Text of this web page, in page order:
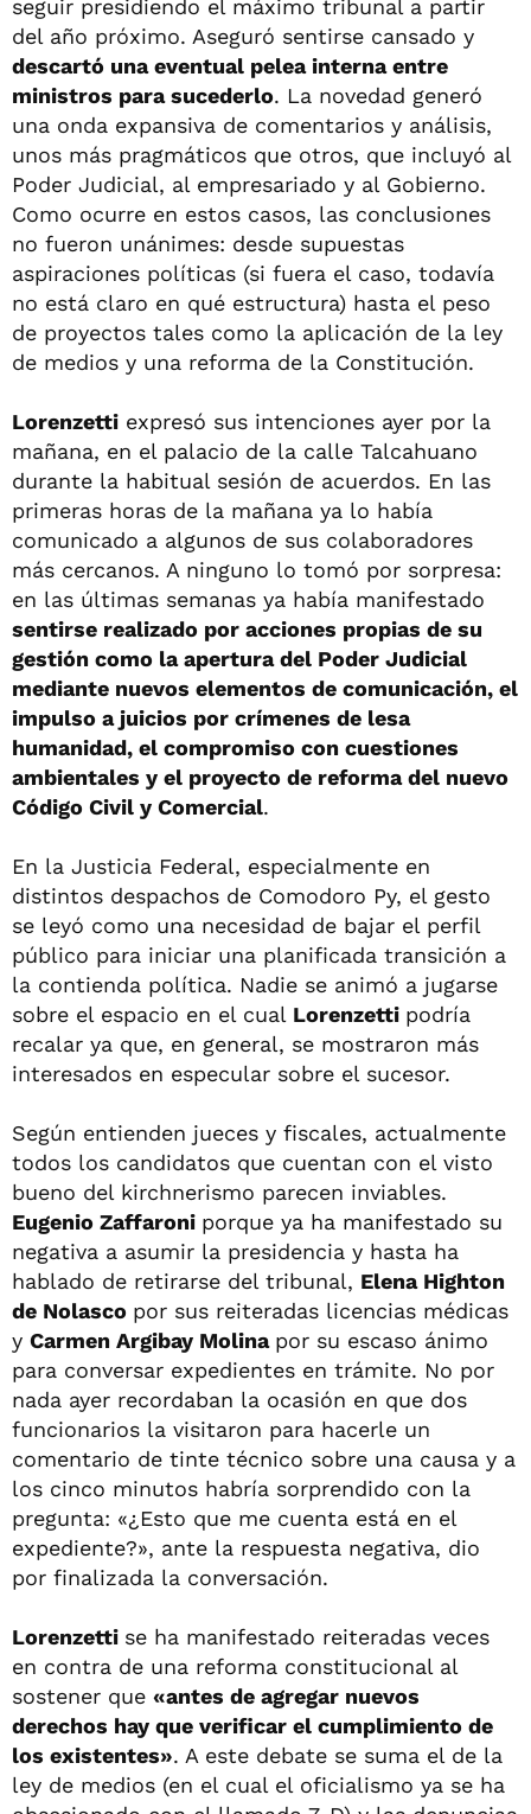
seguir presidiendo el máximo tribunal a partir
del año próximo. Aseguró sentirse cansado y
descartó una eventual pelea interna entre
ministros para sucederlo. La novedad generó
una onda expansiva de comentarios y análisis,
unos más pragmáticos que otros, que incluyó al
Poder Judicial, al empresariado y al Gobierno.
Como ocurre en estos casos, las conclusiones
no fueron unánimes: desde supuestas
aspiraciones políticas (si fuera el caso, todavía
no está claro en qué estructura) hasta el peso
de proyectos tales como la aplicación de la ley
de medios y una reforma de la Constitución.
Lorenzetti expresó sus intenciones ayer por la
mañana, en el palacio de la calle Talcahuano
durante la habitual sesión de acuerdos. En las
primeras horas de la mañana ya lo había
comunicado a algunos de sus colaboradores
más cercanos. A ninguno lo tomó por sorpresa:
en las últimas semanas ya había manifestado
sentirse realizado por acciones propias de su
gestión como la apertura del Poder Judicial
mediante nuevos elementos de comunicación, el
impulso a juicios por crímenes de lesa
humanidad, el compromiso con cuestiones
ambientales y el proyecto de reforma del nuevo
Código Civil y Comercial.
En la Justicia Federal, especialmente en
distintos despachos de Comodoro Py, el gesto
se leyó como una necesidad de bajar el perfil
público para iniciar una planificada transición a
la contienda política. Nadie se animó a jugarse
sobre el espacio en el cual Lorenzetti podría
recalar ya que, en general, se mostraron más
interesados en especular sobre el sucesor.
Según entienden jueces y fiscales, actualmente
todos los candidatos que cuentan con el visto
bueno del kirchnerismo parecen inviables.
Eugenio Zaffaroni porque ya ha manifestado su
negativa a asumir la presidencia y hasta ha
hablado de retirarse del tribunal, Elena Highton
de Nolasco por sus reiteradas licencias médicas
y Carmen Argibay Molina por su escaso ánimo
para conversar expedientes en trámite. No por
nada ayer recordaban la ocasión en que dos
funcionarios la visitaron para hacerle un
comentario de tinte técnico sobre una causa y a
los cinco minutos habría sorprendido con la
pregunta: «¿Esto que me cuenta está en el
expediente?», ante la respuesta negativa, dio
por finalizada la conversación.
Lorenzetti se ha manifestado reiteradas veces
en contra de una reforma constitucional al
sostener que «antes de agregar nuevos
derechos hay que verificar el cumplimiento de
los existentes». A este debate se suma el de la
ley de medios (en el cual el oficialismo ya se ha